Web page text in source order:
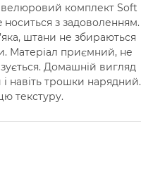
комплект Soft
носиться з задоволенням.
штани не збираються
Матеріал приємний, не
Домашній вигляд
навіть трошки нарядний.
текстуру.